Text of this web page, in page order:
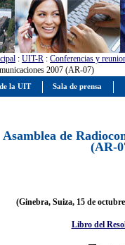
: UIT-R : Conferencias y
2007 (AR-07)
Asamblea de
(AR-
(Ginebra, Suiza, 15 de
Libro del
la UIT Sala de prensa